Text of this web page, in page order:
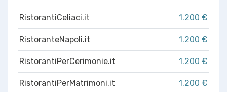
RistorantiCeliaci.it 1.200 €
RistoranteNapoli.it 1.200 €
RistorantiPerCerimonie.it 1.200 €
RistorantiPerMatrimoni.it 1.200 €